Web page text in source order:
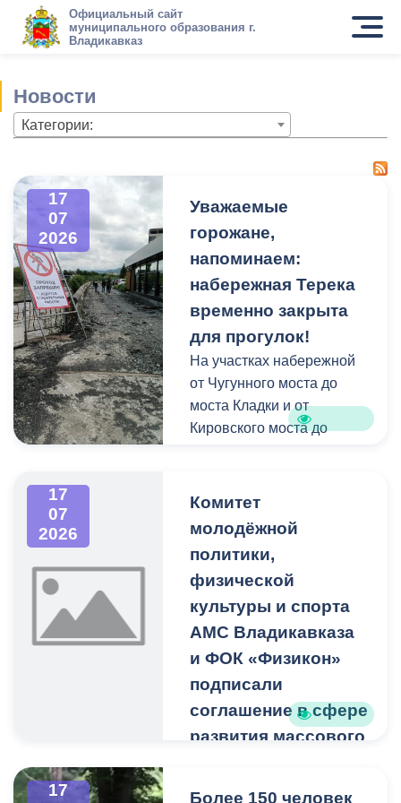
Официальный сайт
муниципального образования г.
Владикавказ
Новости
Категории:
17
07
2026
Уважаемые
горожане,
напоминаем:
набережная Терека
временно закрыта
для прогулок!
На участках набережной
от Чугунного моста до
моста Кладки и от
Кировского моста до
благоустройству.
Просим жителей и гостей
города не заходить на
территорию проведения
работ и выбирать
альтернативные
маршруты для прогулок—
безопасности.
Ограждения и сигнальные
17
07
2026
Комитет
молодёжной
политики,
физической
культуры и спорта
АМС Владикавказа
и ФОК «Физикон»
подписали
соглашение в сфере
развития массового
17
Более 150 человек